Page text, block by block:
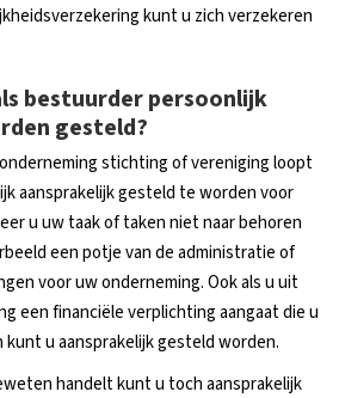
kunt u zich verzekeren
bestuurder persoonlijk
gesteld?
stichting of vereniging loopt
aansprakelijk gesteld te worden voor
u uw taak of taken niet naar behoren
een potje van de administratie of
voor uw onderneming. Ook als u uit
een financiële verplichting aangaat die u
kunt u aansprakelijk gesteld worden.
handelt kunt u toch aansprakelijk